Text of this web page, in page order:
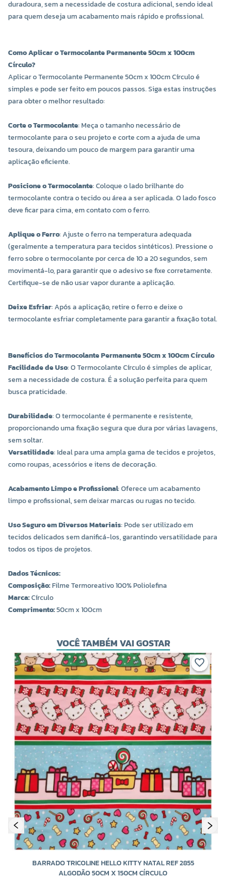
duradoura, sem a necessidade de costura adicional, sendo ideal
para quem deseja um acabamento mais rápido e profissional.
Como Aplicar o Termocolante Permanente 50cm x 100cm
Círculo?
Aplicar o Termocolante Permanente 50cm x 100cm Círculo é
simples e pode ser feito em poucos passos. Siga estas instruções
para obter o melhor resultado:
Corte o Termocolante: Meça o tamanho necessário de
termocolante para o seu projeto e corte com a ajuda de uma
tesoura, deixando um pouco de margem para garantir uma
aplicação eficiente.
Posicione o Termocolante: Coloque o lado brilhante do
termocolante contra o tecido ou área a ser aplicada. O lado fosco
deve ficar para cima, em contato com o ferro.
Aplique o Ferro: Ajuste o ferro na temperatura adequada
(geralmente a temperatura para tecidos sintéticos). Pressione o
ferro sobre o termocolante por cerca de 10 a 20 segundos, sem
movimentá-lo, para garantir que o adesivo se fixe corretamente.
Certifique-se de não usar vapor durante a aplicação.
Deixe Esfriar: Após a aplicação, retire o ferro e deixe o
termocolante esfriar completamente para garantir a fixação total.
Benefícios do Termocolante Permanente 50cm x 100cm Círculo
Facilidade de Uso: O Termocolante Círculo é simples de aplicar,
sem a necessidade de costura. É a solução perfeita para quem
busca praticidade.
Durabilidade: O termocolante é permanente e resistente,
proporcionando uma fixação segura que dura por várias lavagens,
sem soltar.
Versatilidade: Ideal para uma ampla gama de tecidos e projetos,
como roupas, acessórios e itens de decoração.
Acabamento Limpo e Profissional: Oferece um acabamento
limpo e profissional, sem deixar marcas ou rugas no tecido.
Uso Seguro em Diversos Materiais: Pode ser utilizado em
tecidos delicados sem danificá-los, garantindo versatilidade para
todos os tipos de projetos.
Dados Técnicos:
Composição:Filme Termoreativo 100% Poliolefina
Marca:Círculo
Comprimento:50cm x 100cm
VOCÊ TAMBÉM VAI GOSTAR
BARRADO TRICOLINE HELLO KITTY NATAL REF 2855
ALGODÃO 50CM X 150CM CÍRCULO